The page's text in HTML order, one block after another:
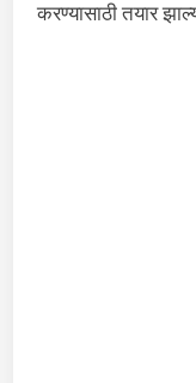
करण्यासाठी तयार